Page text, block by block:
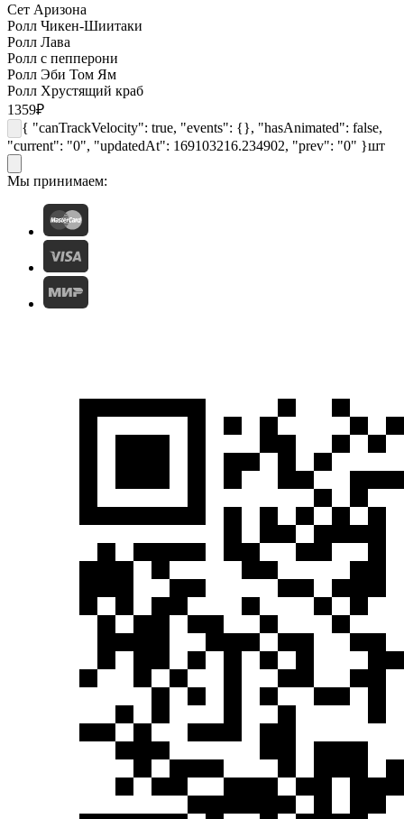
Сет Аризона
Ролл Чикен-Шиитаки
Ролл Лава
Ролл с пепперони
Ролл Эби Том Ям
Ролл Хрустящий краб
1359₽
{ "canTrackVelocity": true, "events": {}, "hasAnimated": false,
"current": "0", "updatedAt": 169103216.234902, "prev": "0" }шт
Мы принимаем: